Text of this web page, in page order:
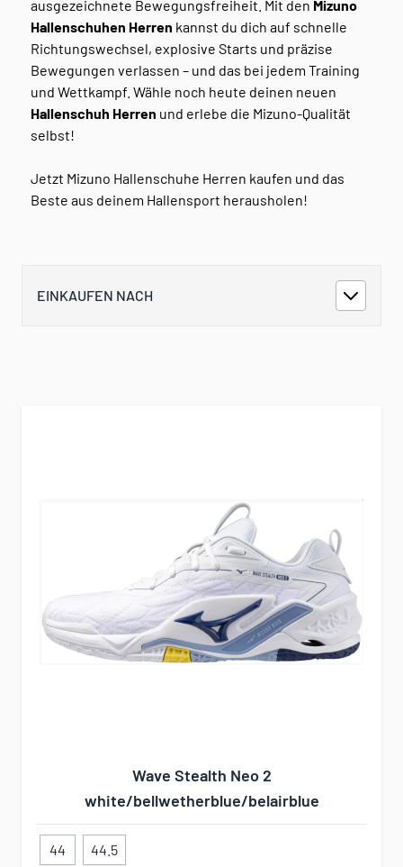
ausgezeichnete Bewegungsfreiheit. Mit den Mizuno
Hallenschuhen Herren kannst du dich auf schnelle
Richtungswechsel, explosive Starts und präzise
Bewegungen verlassen – und das bei jedem Training
und Wettkampf. Wähle noch heute deinen neuen
Hallenschuh Herren und erlebe die Mizuno-Qualität
selbst!
Jetzt Mizuno Hallenschuhe Herren kaufen und das
Beste aus deinem Hallensport herausholen!
EINKAUFEN NACH
Wave Stealth Neo 2
white/bellwetherblue/belairblue
44 44.5